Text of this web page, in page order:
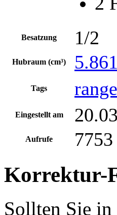
Besatzung 1/2
Hubraum (cm³) 5.861
Tags
Eingestellt am
Aufrufe 7753
Korrektur-
Sollten Sie in